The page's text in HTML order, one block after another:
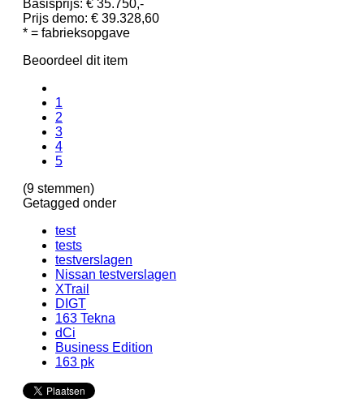
Basisprijs: € 35.750,-
Prijs demo: € 39.328,60
* = fabrieksopgave
Beoordeel dit item
1
2
3
4
5
(9 stemmen)
Getagged onder
test
tests
testverslagen
Nissan testverslagen
XTrail
DIGT
163 Tekna
dCi
Business Edition
163 pk